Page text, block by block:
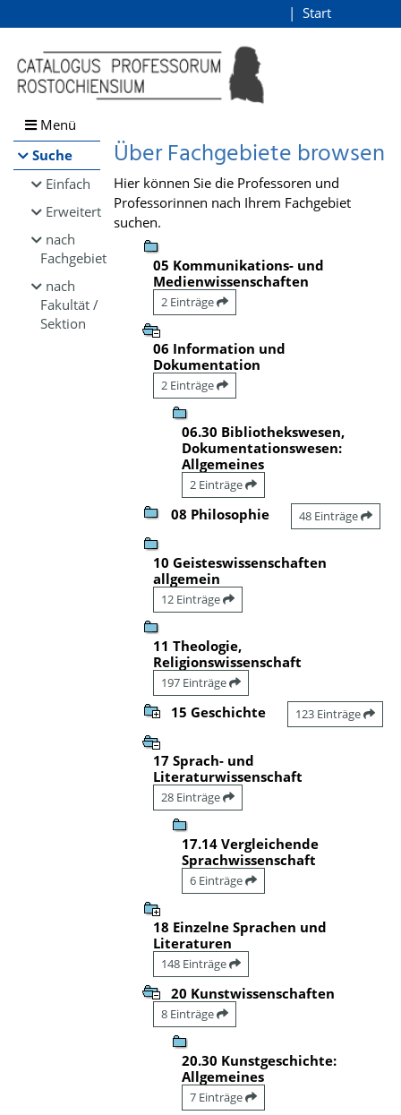
Browsen
direkt zum Inhalt
Start
Menü
Suche
Einfach
Erweitert
nach
Fachgebiet
nach
Fakultät /
Sektion
Über Fachgebiete browsen
Hier können Sie die Professoren und
Professorinnen nach Ihrem Fachgebiet
suchen.
05 Kommunikations- und
Medienwissenschaften
2 Einträge
06 Information und
Dokumentation
2 Einträge
06.30 Bibliothekswesen,
Dokumentationswesen:
Allgemeines
2 Einträge
08 Philosophie 48 Einträge
10 Geisteswissenschaften
allgemein
12 Einträge
11 Theologie,
Religionswissenschaft
197 Einträge
15 Geschichte 123 Einträge
17 Sprach- und
Literaturwissenschaft
28 Einträge
17.14 Vergleichende
Sprachwissenschaft
6 Einträge
18 Einzelne Sprachen und
Literaturen
148 Einträge
20 Kunstwissenschaften
8 Einträge
20.30 Kunstgeschichte:
Allgemeines
7 Einträge